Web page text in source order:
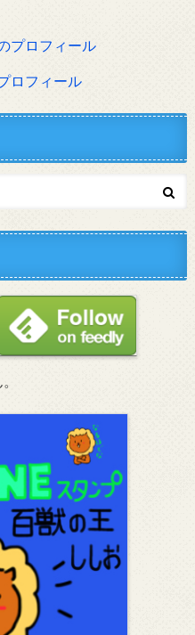
プロフィール
ロフィール